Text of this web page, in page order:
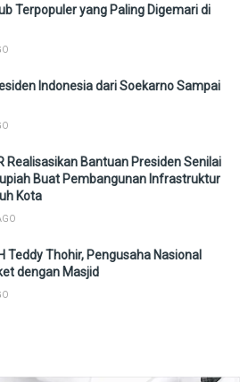
Terpopuler yang Paling Digemari di
Indonesia dari Soekarno Sampai
Realisasikan Bantuan Presiden Senilai
Buat Pembangunan Infrastruktur
Kota
Teddy Thohir, Pengusaha Nasional
dengan Masjid